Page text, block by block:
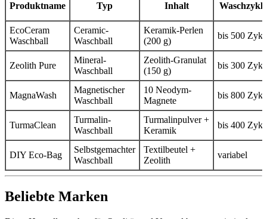
Produktname Typ Inhalt
EcoCeram
Waschball
Ceramic-
Waschball
Keramik-Perlen
(200 g)
bis 500
Zeolith Pure
Mineral-
Waschball
Zeolith-Granulat
(150 g)
bis 300
MagnaWash
Magnetischer
Waschball
10 Neodym-
Magnete
bis 800
TurmaClean
Turmalin-
Waschball
Turmalinpulver +
Keramik
bis 400
DIY Eco-Bag
Selbstgemachter
Waschball
Textilbeutel +
Zeolith
variabel
Beliebte Marken